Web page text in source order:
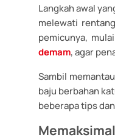
Langkah awal
melewati rentang
pemicunya,
demam, agar
Sambil
baju berbahan
beberapa tips